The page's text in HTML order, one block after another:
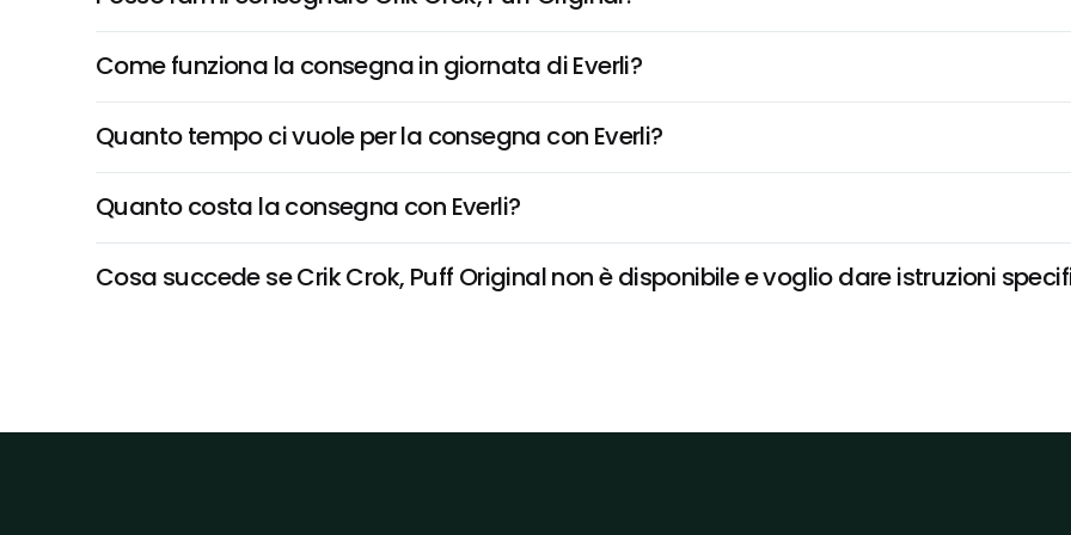
Come funziona la consegna in giornata di Everli?
Quanto tempo ci vuole per la consegna con Everli?
Quanto costa la consegna con Everli?
Cosa succede se Crik Crok, Puff Original non è disponibile e voglio dare istruzioni